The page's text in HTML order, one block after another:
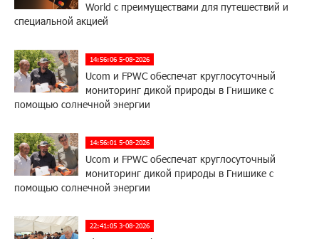
World с преимуществами для путешествий и
специальной акцией
14:56:06 5-08-2026
Ucom и FPWC обеспечат круглосуточный
мониторинг дикой природы в Гнишике с
помощью солнечной энергии
14:56:01 5-08-2026
Ucom и FPWC обеспечат круглосуточный
мониторинг дикой природы в Гнишике с
помощью солнечной энергии
22:41:05 3-08-2026